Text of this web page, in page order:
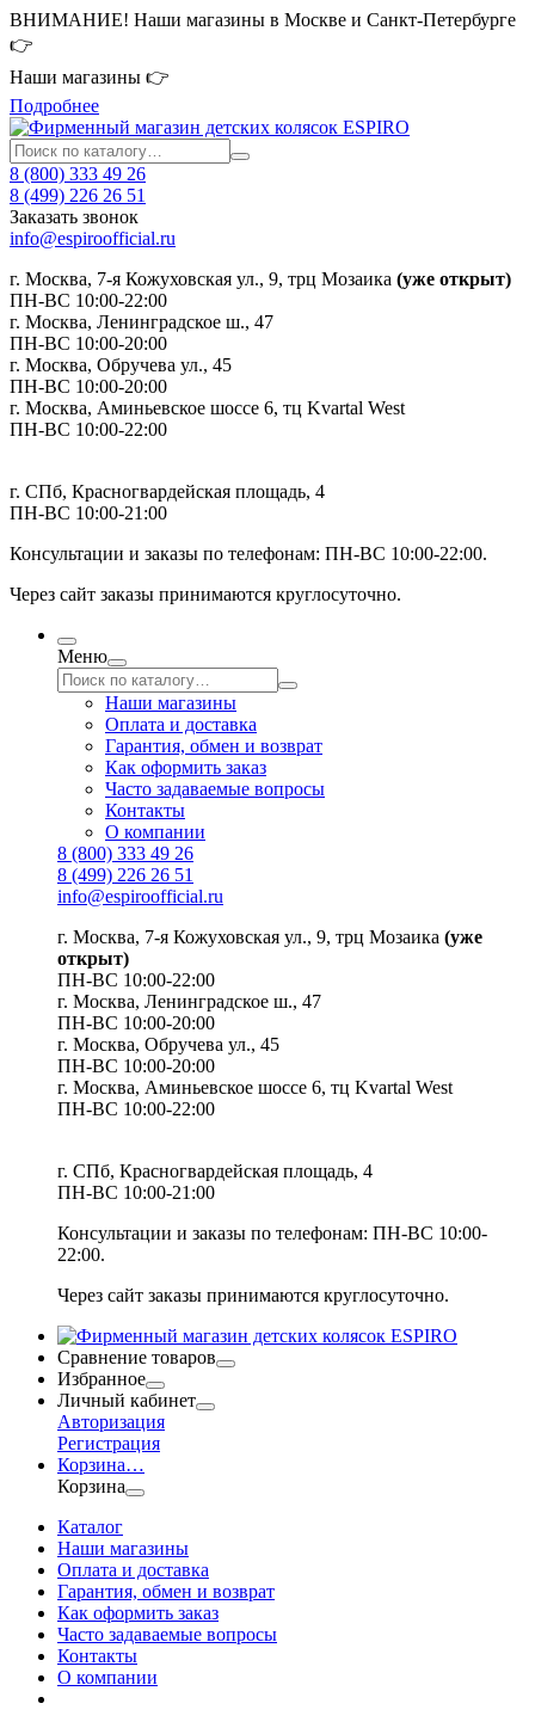
ВНИМАНИЕ! Наши магазины в Москве и Санкт-Петербурге
👉
Наши магазины 👉
Подробнее
8 (800) 333 49 26
8 (499) 226 26 51
Заказать звонок
info@espiroofficial.ru
г. Москва, 7-я Кожуховская ул., 9, трц Мозаика (уже открыт)
ПН-ВС 10:00-22:00
г. Москва, Ленинградское ш., 47
ПН-ВС 10:00-20:00
г. Москва, Обручева ул., 45
ПН-ВС 10:00-20:00
г. Москва, Аминьевское шоссе 6, тц Kvartal West
ПН-ВС 10:00-22:00
г. СПб, Красногвардейская площадь, 4
ПН-ВС 10:00-21:00
Консультации и заказы по телефонам: ПН-ВС 10:00-22:00.
Через сайт заказы принимаются круглосуточно.
Меню
Наши магазины
Оплата и доставка
Гарантия, обмен и возврат
Как оформить заказ
Часто задаваемые вопросы
Контакты
О компании
8 (800) 333 49 26
8 (499) 226 26 51
info@espiroofficial.ru
г. Москва, 7-я Кожуховская ул., 9, трц Мозаика (уже
открыт)
ПН-ВС 10:00-22:00
г. Москва, Ленинградское ш., 47
ПН-ВС 10:00-20:00
г. Москва, Обручева ул., 45
ПН-ВС 10:00-20:00
г. Москва, Аминьевское шоссе 6, тц Kvartal West
ПН-ВС 10:00-22:00
г. СПб, Красногвардейская площадь, 4
ПН-ВС 10:00-21:00
Консультации и заказы по телефонам: ПН-ВС 10:00-
22:00.
Через сайт заказы принимаются круглосуточно.
Сравнение товаров
Избранное
Личный кабинет
Авторизация
Регистрация
Корзина…
Корзина
Каталог
Наши магазины
Оплата и доставка
Гарантия, обмен и возврат
Как оформить заказ
Часто задаваемые вопросы
Контакты
О компании